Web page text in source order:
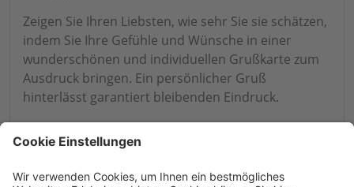
Zeigen Sie Ihren Liebsten, wie sehr Sie sie schätzen,
indem Sie Ihre Gefühle und Wünsche in einer
wunderschönen und individuellen Grußkarte zum
Ausdruck bringen. Ein persönlicher Gruß
hinterlässt garantiert bleibenden Eindruck.